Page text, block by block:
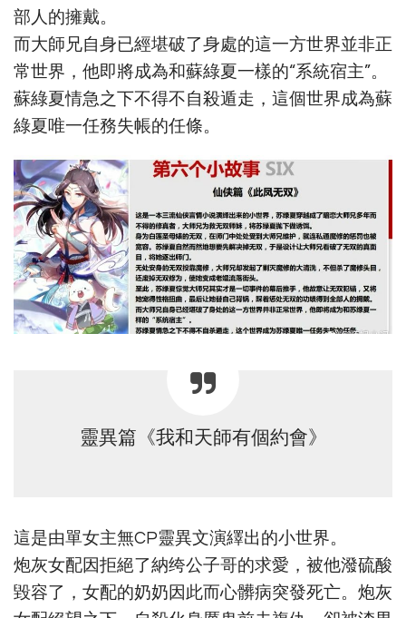
部人的擁戴。
而大師兄自身已經堪破了身處的這一方世界並非正
常世界，他即將成為和蘇綠夏一樣的“系統宿主”。
蘇綠夏情急之下不得不自殺遁走，這個世界成為蘇
綠夏唯一任務失帳的任條。
靈異篇《我和天師有個約會》
這是由單女主無CP靈異文演繹出的小世界。
炮灰女配因拒絕了納绔公子哥的求愛，被他潑硫酸
毀容了，女配的奶奶因此而心髒病突發死亡。炮灰